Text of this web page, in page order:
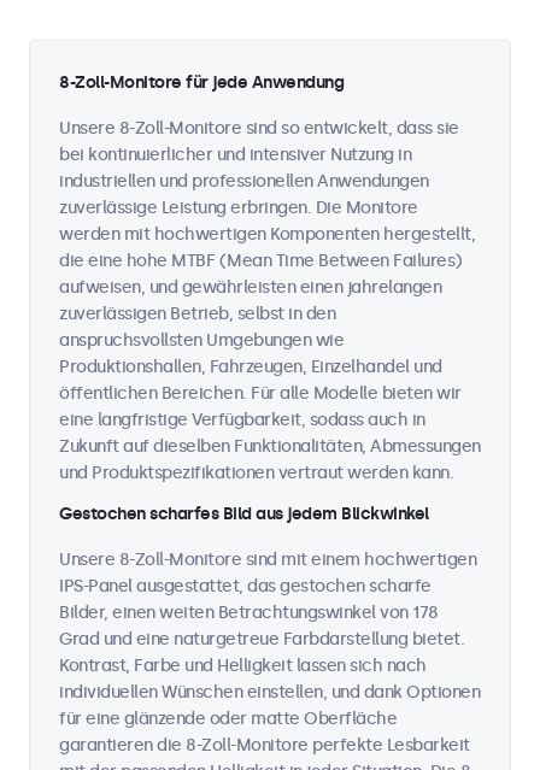
8-Zoll-Monitore für jede Anwendung
Unsere 8-Zoll-Monitore sind so entwickelt, dass sie
bei kontinuierlicher und intensiver Nutzung in
industriellen und professionellen Anwendungen
zuverlässige Leistung erbringen. Die Monitore
werden mit hochwertigen Komponenten hergestellt,
die eine hohe MTBF (Mean Time Between Failures)
aufweisen, und gewährleisten einen jahrelangen
zuverlässigen Betrieb, selbst in den
anspruchsvollsten Umgebungen wie
Produktionshallen, Fahrzeugen, Einzelhandel und
öffentlichen Bereichen. Für alle Modelle bieten wir
eine langfristige Verfügbarkeit, sodass auch in
Zukunft auf dieselben Funktionalitäten, Abmessungen
und Produktspezifikationen vertraut werden kann.
Gestochen scharfes Bild aus jedem Blickwinkel
Unsere 8-Zoll-Monitore sind mit einem hochwertigen
IPS-Panel ausgestattet, das gestochen scharfe
Bilder, einen weiten Betrachtungswinkel von 178
Grad und eine naturgetreue Farbdarstellung bietet.
Kontrast, Farbe und Helligkeit lassen sich nach
individuellen Wünschen einstellen, und dank Optionen
für eine glänzende oder matte Oberfläche
garantieren die 8-Zoll-Monitore perfekte Lesbarkeit